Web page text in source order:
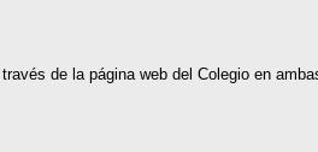
de la página web del Colegio en